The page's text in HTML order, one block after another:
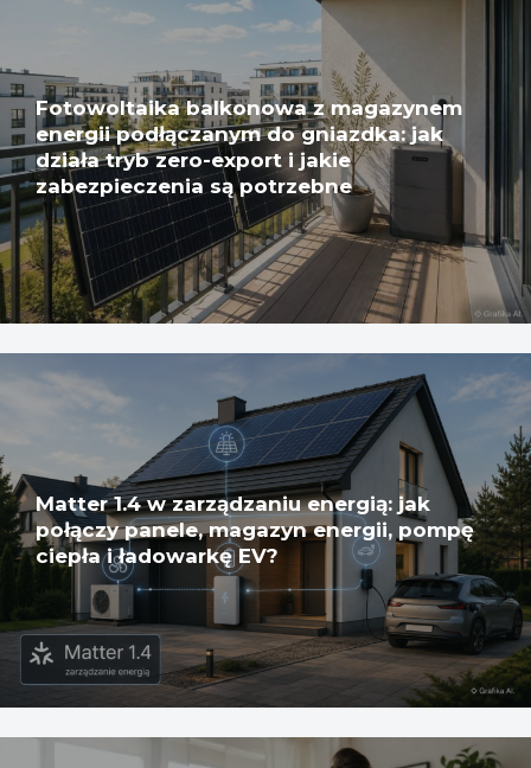
Fotowoltaika balkonowa z magazynem
energii podłączanym do gniazdka: jak
działa tryb zero-export i jakie
zabezpieczenia są potrzebne
Matter 1.4 w zarządzaniu energią: jak
połączy panele, magazyn energii, pompę
ciepła i ładowarkę EV?